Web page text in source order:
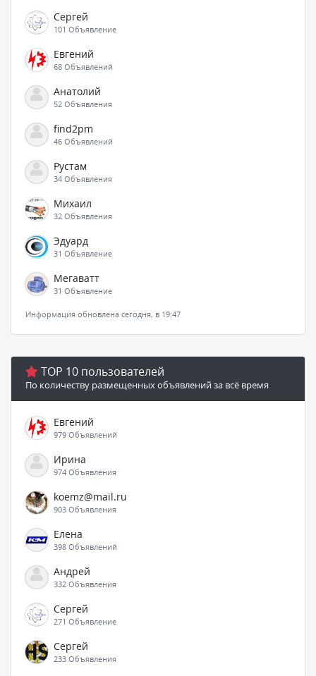
Сергей
101 Объявление
Евгений
68 Объявлений
Анатолий
52 Объявления
find2pm
46 Объявлений
Рустам
34 Объявления
Михаил
32 Объявления
Эдуард
31 Объявление
Мегаватт
31 Объявление
Информация обновлена сегодня, в 19:47
TOP 10 пользователей
По количеству размещенных объявлений за всё время
Евгений
979 Объявлений
Ирина
974 Объявления
koemz@mail.ru
903 Объявления
Елена
398 Объявлений
Андрей
332 Объявления
Сергей
271 Объявление
Сергей
233 Объявления